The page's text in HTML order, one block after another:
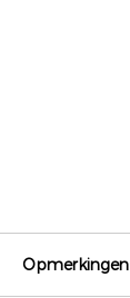
Opmerkingen